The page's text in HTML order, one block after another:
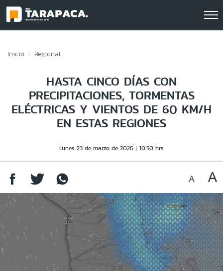
Inicio Regional
HASTA CINCO DÍAS CON
PRECIPITACIONES, TORMENTAS
ELÉCTRICAS Y VIENTOS DE 60 KM/H
EN ESTAS REGIONES
Lunes 23 de marzo de 2026 10:50 hrs